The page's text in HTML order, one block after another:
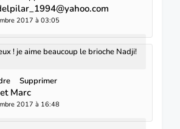
2017 à 03:05
! je aime beaucoup le brioche Nadji!
Supprimer
Marc
2017 à 16:48